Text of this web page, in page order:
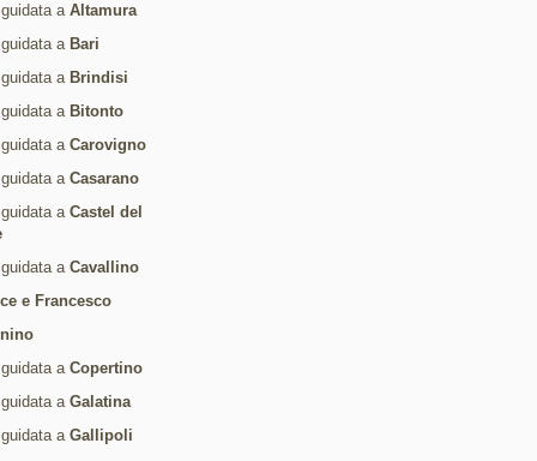
a Altamura
a Bari
a Brindisi
a Bitonto
a Carovigno
a Casarano
a Castel del
a Cavallino
e Francesco
a Copertino
a Galatina
a Gallipoli